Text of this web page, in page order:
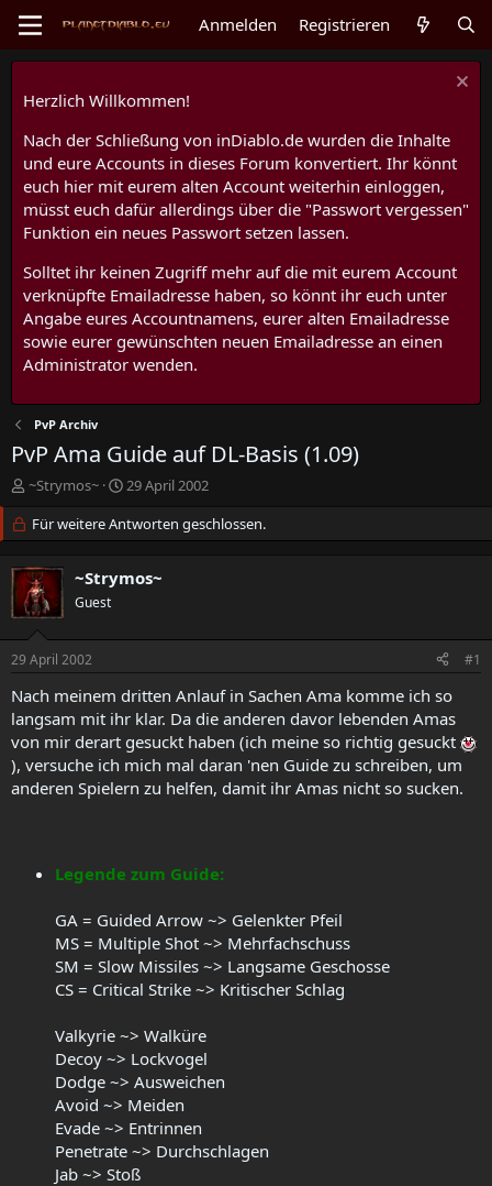
Anmelden Registrieren
Herzlich Willkommen!
Nach der Schließung von inDiablo.de wurden die Inhalte
und eure Accounts in dieses Forum konvertiert. Ihr könnt
euch hier mit eurem alten Account weiterhin einloggen,
müsst euch dafür allerdings über die "Passwort vergessen"
Funktion ein neues Passwort setzen lassen.
Solltet ihr keinen Zugriff mehr auf die mit eurem Account
verknüpfte Emailadresse haben, so könnt ihr euch unter
Angabe eures Accountnamens, eurer alten Emailadresse
sowie eurer gewünschten neuen Emailadresse an einen
Administrator wenden.
PvP Archiv
PvP Ama Guide auf DL-Basis (1.09)
E
s
t
e
l
l
e
r
~Strymos~
E
s
t
l
a
29 April 2002
Für weitere Antworten geschlossen.
~Strymos~
Guest
29 April 2002 #1
Nach meinem dritten Anlauf in Sachen Ama komme ich so
langsam mit ihr klar. Da die anderen davor lebenden Amas
von mir derart gesuckt haben (ich meine so richtig gesuckt
), versuche ich mich mal daran 'nen Guide zu schreiben, um
anderen Spielern zu helfen, damit ihr Amas nicht so sucken.
Legende zum Guide:
GA = Guided Arrow ~> Gelenkter Pfeil
MS = Multiple Shot ~> Mehrfachschuss
SM = Slow Missiles ~> Langsame Geschosse
CS = Critical Strike ~> Kritischer Schlag
Valkyrie ~> Walküre
Decoy ~> Lockvogel
Dodge ~> Ausweichen
Avoid ~> Meiden
Evade ~> Entrinnen
Penetrate ~> Durchschlagen
Jab ~> Stoß